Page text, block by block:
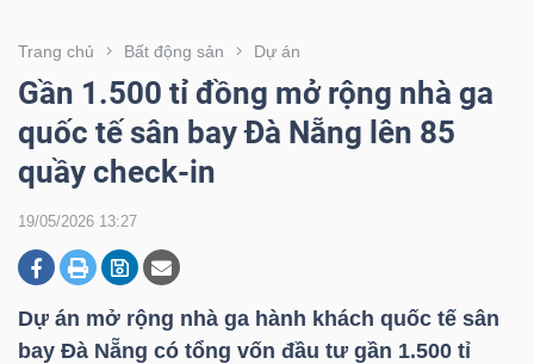
Trang chủ Bất động sản Dự án
Gần 1.500 tỉ đồng mở rộng nhà ga
quốc tế sân bay Đà Nẵng lên 85
quầy check-in
19/05/2026 13:27
Dự án mở rộng nhà ga hành khách quốc tế sân
bay Đà Nẵng có tổng vốn đầu tư gần 1.500 tỉ
CHỨNG
KHOÁN
DOANH
NGHIỆP